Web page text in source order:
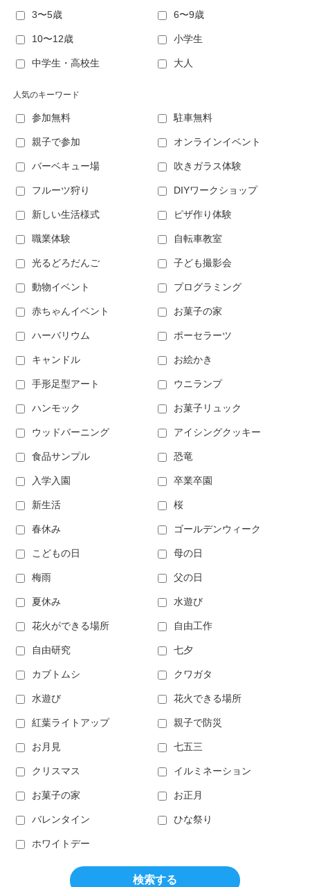
3〜5歳 6〜9歳
10〜12歳 小学生
中学生・高校生 大人
人気のキーワード
参加無料 駐車無料
親子で参加 オンラインイベント
バーベキュー場 吹きガラス体験
フルーツ狩り DIYワークショップ
新しい生活様式 ピザ作り体験
職業体験 自転車教室
光るどろだんご 子ども撮影会
動物イベント プログラミング
赤ちゃんイベント お菓子の家
ハーバリウム ポーセラーツ
キャンドル お絵かき
手形足型アート ウニランプ
ハンモック お菓子リュック
ウッドバーニング アイシングクッキー
食品サンプル 恐竜
入学入園 卒業卒園
新生活 桜
春休み ゴールデンウィーク
こどもの日 母の日
梅雨 父の日
夏休み 水遊び
花火ができる場所 自由工作
自由研究 七夕
カブトムシ クワガタ
水遊び 花火できる場所
紅葉ライトアップ 親子で防災
お月見 七五三
クリスマス イルミネーション
お菓子の家 お正月
バレンタイン ひな祭り
ホワイトデー